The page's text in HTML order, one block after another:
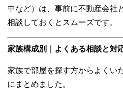
中など）は、事前に不動産会社
相談しておくとスムーズです。
家族構成別｜よくある相談と対
家族で部屋を探す方からよくい
にまとめました。